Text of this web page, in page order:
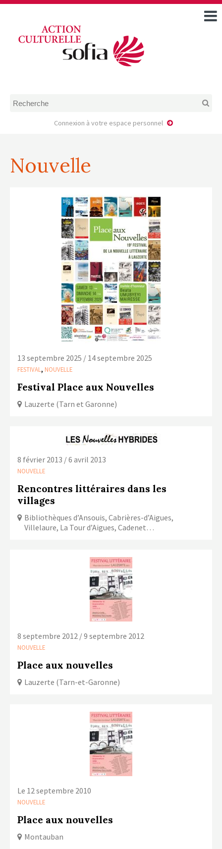
DOSSIERS DE DEMANDE
AUTEUR/PORTEUR DE
PROJET
LA COPIE PRIVÉE
NUMÉRIQUE
LA CULTURE AVEC LA COPIE
PRIVÉE
RAPPORT 2019 DE L’ACTION
CULTURELLE
CONTACTS
Connexion à votre espace personnel
Nouvelle
13 septembre 2025 / 14 septembre 2025
FESTIVAL , NOUVELLE
Festival Place aux Nouvelles
Lauzerte (Tarn et Garonne)
8 février 2013 / 6 avril 2013
NOUVELLE
Rencontres littéraires dans les
villages
Bibliothèques d’Ansouis, Cabrières-d’Aigues,
Villelaure, La Tour d’Aigues, Cadenet…
8 septembre 2012 / 9 septembre 2012
NOUVELLE
Place aux nouvelles
Lauzerte (Tarn-et-Garonne)
Le 12 septembre 2010
NOUVELLE
Place aux nouvelles
Montauban